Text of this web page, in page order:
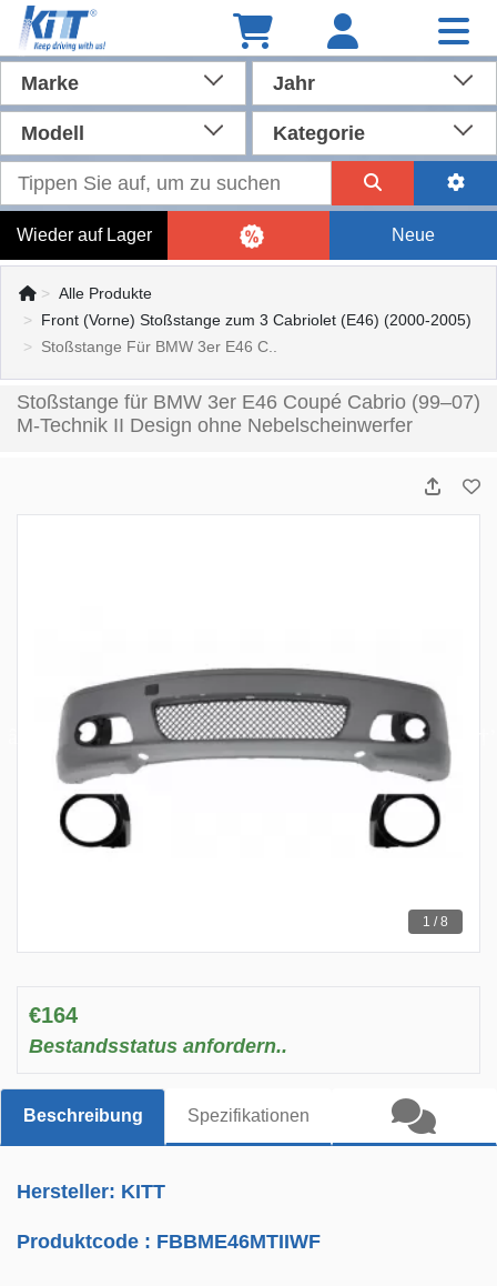
Marke Jahr
Modell Kategorie
Wieder auf Lager Neue
Alle Produkte
Front (Vorne) Stoßstange zum 3 Cabriolet (E46) (2000-2005)
Stoßstange Für BMW 3er E46 C..
Stoßstange für BMW 3er E46 Coupé Cabrio (99–07)
M-Technik II Design ohne Nebelscheinwerfer
1 / 8
€164
Bestandsstatus anfordern..
Beschreibung Spezifikationen
Hersteller: KITT
Produktcode : FBBME46MTIIWF